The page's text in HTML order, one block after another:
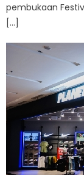
pembukaan
[…]